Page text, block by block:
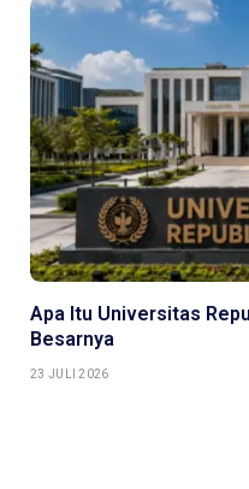
Apa Itu Universitas
Besarnya
23 JULI 2026